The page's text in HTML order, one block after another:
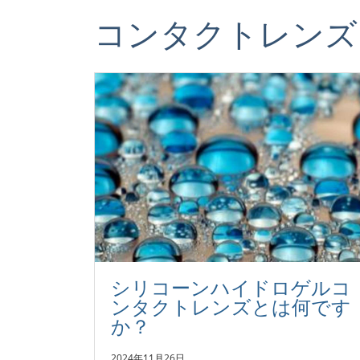
コンタクトレン
シリコーンハイドロゲルコ
ンタクトレンズとは何です
か？